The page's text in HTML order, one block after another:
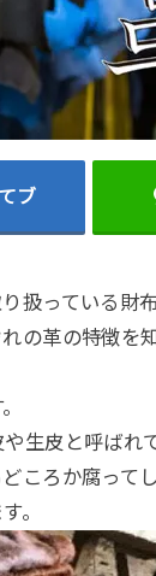
ブ
扱っている財
の革の特徴を
生皮と呼ばれ
ころか腐って
。